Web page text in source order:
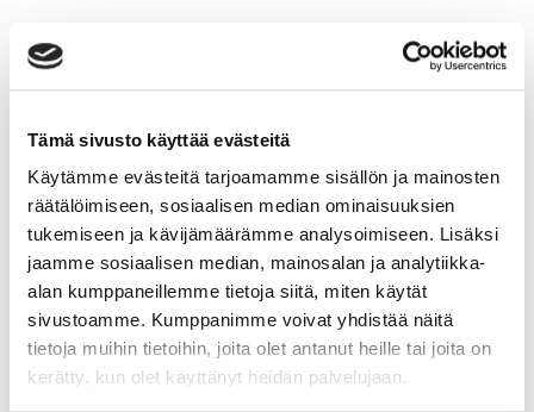
Tämä sivusto käyttää evästeitä
Käytämme evästeitä tarjoamamme sisällön ja mainosten
räätälöimiseen, sosiaalisen median ominaisuuksien
tukemiseen ja kävijämäärämme analysoimiseen. Lisäksi
jaamme sosiaalisen median, mainosalan ja analytiikka-
alan kumppaneillemme tietoja siitä, miten käytät
sivustoamme. Kumppanimme voivat yhdistää näitä
tietoja muihin tietoihin, joita olet antanut heille tai joita on
kerätty, kun olet käyttänyt heidän palvelujaan.